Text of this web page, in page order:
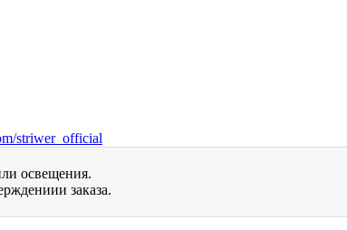
striwer_official
освещения.
заказа.